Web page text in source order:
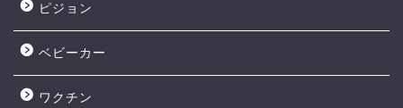
ピジョン
ベビーカー
ワクチン